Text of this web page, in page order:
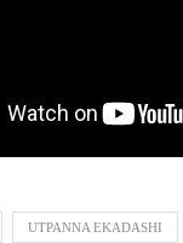
UTPANNA EKADASHI